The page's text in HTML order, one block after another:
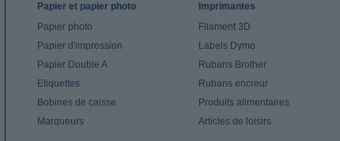
Papier et papier photo
Papier photo
Papier d'impression
Papier Double A
Etiquettes
Bobines de caisse
Marqueurs
Imprimantes
Filament 3D
Labels Dymo
Rubans Brother
Rubans encreur
Produits alimentaires
Articles de loisirs